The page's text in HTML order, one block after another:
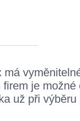
je
už při